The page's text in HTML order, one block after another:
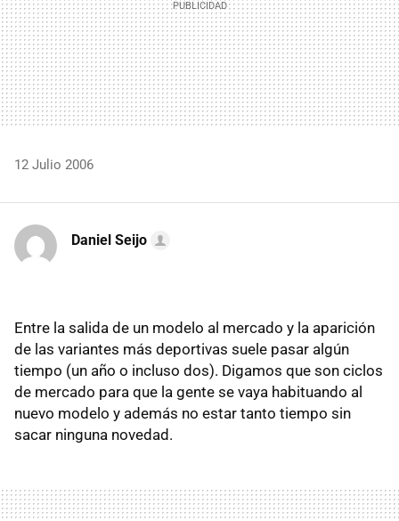
12 Julio 2006
Daniel Seijo
Entre la salida de un modelo al mercado y la aparición
de las variantes más deportivas suele pasar algún
tiempo (un año o incluso dos). Digamos que son ciclos
de mercado para que la gente se vaya habituando al
nuevo modelo y además no estar tanto tiempo sin
sacar ninguna novedad.